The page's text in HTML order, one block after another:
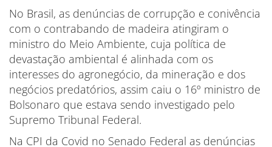
No Brasil, as denúncias de corrupção e conivência
com o contrabando de madeira atingiram o
ministro do Meio Ambiente, cuja política de
devastação ambiental é alinhada com os
interesses do agronegócio, da mineração e dos
negócios predatórios, assim caiu o 16º ministro de
Bolsonaro que estava sendo investigado pelo
Supremo Tribunal Federal.
Na CPI da Covid no Senado Federal as denúncias